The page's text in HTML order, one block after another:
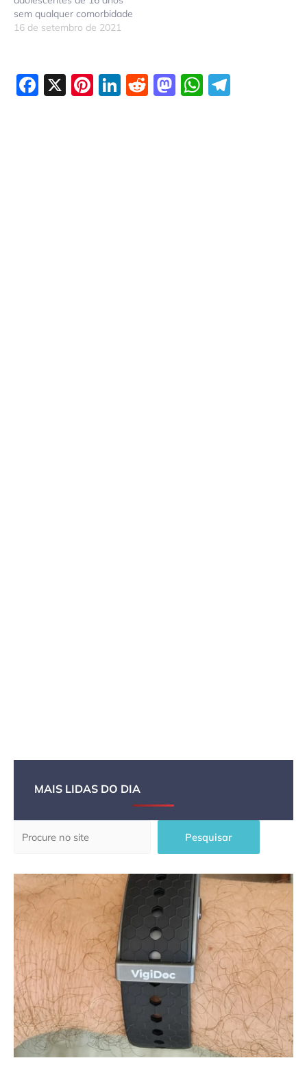
sem qualquer comorbidade
16 de setembro de 2021
Facebook
X Pinterest
LinkedIn
Reddit
Mastodon
MAIS LIDAS DO DIA
Pesquisar